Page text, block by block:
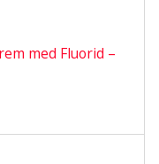
med Fluorid –